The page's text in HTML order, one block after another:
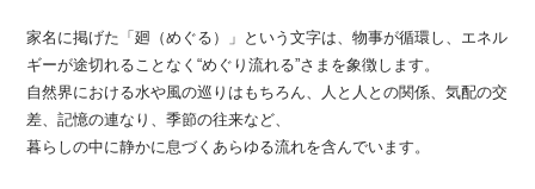
家名に掲げた「廻（めぐる）」という文字は、物事が循環し、エネル
ギーが途切れることなく“めぐり流れる”さまを象徴します。
自然界における水や風の巡りはもちろん、人と人との関係、気配の交
差、記憶の連なり、季節の往来など、
暮らしの中に静かに息づくあらゆる流れを含んでいます。